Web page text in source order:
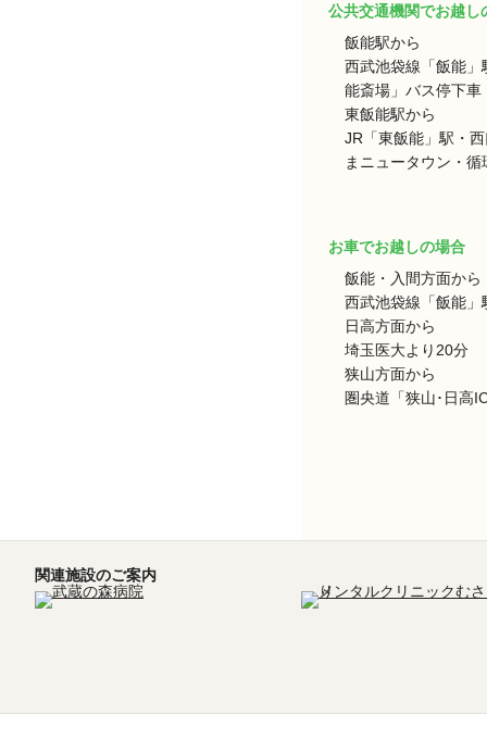
公共交通機関でお越し
飯能駅から
西武池袋線「飯能
能斎場」バス停下車
東飯能駅から
JR「東飯能」駅・
まニュータウン・
お車でお越しの場合
飯能・入間方面から
西武池袋線「飯能
日高方面から
埼玉医大より20分
狭山方面から
圏央道「狭山･日高
関連施設のご案内